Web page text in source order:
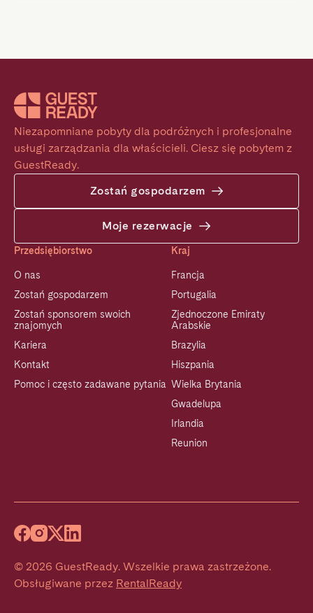
Niezapomniane pobyty dla podróżnych i profesjonalne
usługi zarządzania dla właścicieli. Ciesz się pobytem z
GuestReady.
Zostań gospodarzem
Moje rezerwacje
Przedsiębiorstwo
O nas
Zostań gospodarzem
Zostań sponsorem swoich
znajomych
Kariera
Kontakt
Pomoc i często zadawane pytania
Kraj
Francja
Portugalia
Zjednoczone Emiraty
Arabskie
Brazylia
Hiszpania
Wielka Brytania
Gwadelupa
Irlandia
Reunion
© 2026 GuestReady. Wszelkie prawa zastrzeżone.
Obsługiwane przez RentalReady